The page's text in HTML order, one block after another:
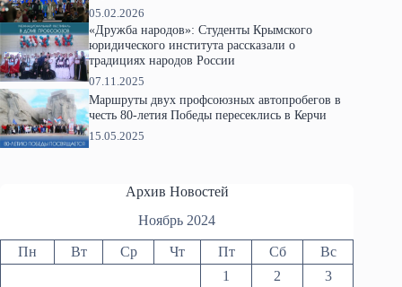
05.02.2026
«Дружба народов»: Студенты Крымского
юридического института рассказали о
традициях народов России
07.11.2025
Маршруты двух профсоюзных автопробегов в
честь 80-летия Победы пересеклись в Керчи
15.05.2025
Архив Новостей
Ноябрь 2024
Пн Вт Ср Чт Пт Сб
Вс
1
2
3